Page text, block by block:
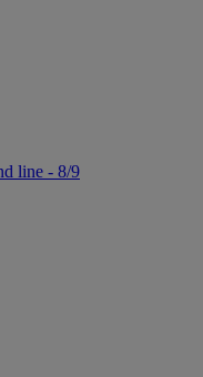
line - 8/9